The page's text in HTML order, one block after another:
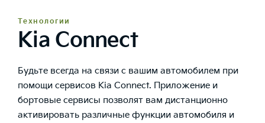
Технологии
Kia Connect
Будьте всегда на связи с вашим автомобилем при
помощи сервисов Kia Connect. Приложение и
бортовые сервисы позволят вам дистанционно
активировать различные функции автомобиля и